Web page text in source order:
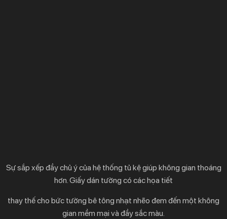
Sự sắp xếp đầy chủ ý của hệ thống tủ kệ giúp không gian thoáng
hơn. Giấy dán tường có các họa tiết
thay thế cho bức tường bê tông nhạt nhẽo đem đến một không
gian mềm mại và đầy sắc màu.